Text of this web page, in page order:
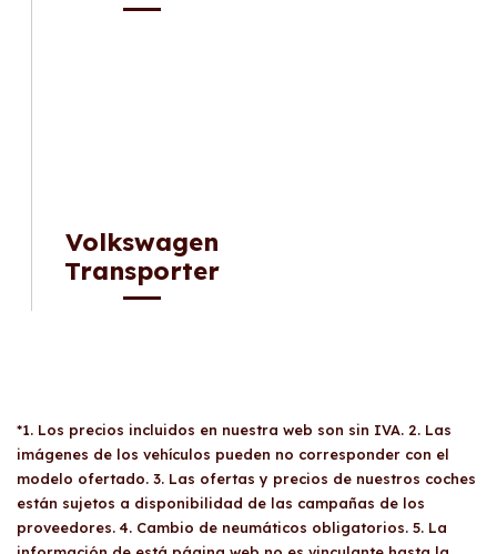
Volkswagen
Transporter
*1. Los precios incluidos en nuestra web son sin IVA. 2. Las
imágenes de los vehículos pueden no corresponder con el
modelo ofertado. 3. Las ofertas y precios de nuestros coches
están sujetos a disponibilidad de las campañas de los
proveedores. 4. Cambio de neumáticos obligatorios. 5. La